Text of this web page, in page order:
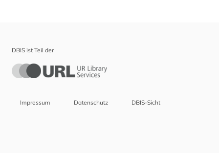
DBIS ist Teil der
Impressum Datenschutz DBIS-Sicht